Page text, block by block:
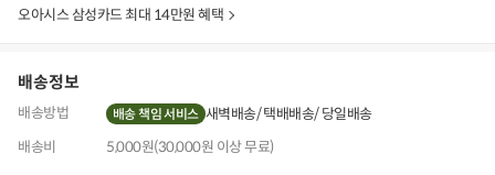
보
오아시스 삼성카드 최대 14만원 혜택
배송정보
배송방법 배송 책임 서비스 새벽배송 택배배송 당일배송
배송비
5,000원(30,000원 이상 무료)